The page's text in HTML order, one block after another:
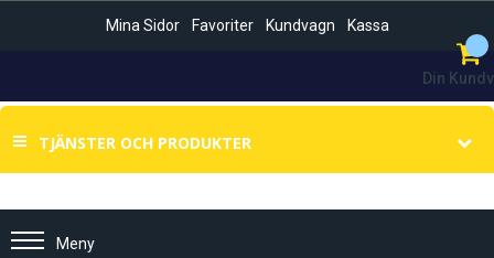
Mina Sidor Favoriter Kundvagn Kassa
Din
Sök
TJÄNSTER OCH PRODUKTER
Meny